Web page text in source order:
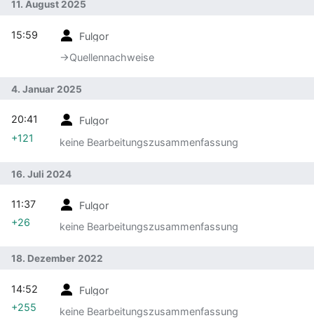
11. August 2025
Fulgor
→‎Quellennachweise
15:59
4. Januar 2025
Fulgor
keine Bearbeitungszusammenfassung
20:41
+121
16. Juli 2024
Fulgor
keine Bearbeitungszusammenfassung
11:37
+26
18. Dezember 2022
Fulgor
keine Bearbeitungszusammenfassung
14:52
+255